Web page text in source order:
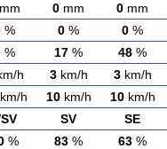
mm 0 mm 0 mm
% 0 % 0 %
% 17 % 48 %
h 3km/h 3km/h
h 10km/h 10km/h
SV SE
% 83 % 63 %